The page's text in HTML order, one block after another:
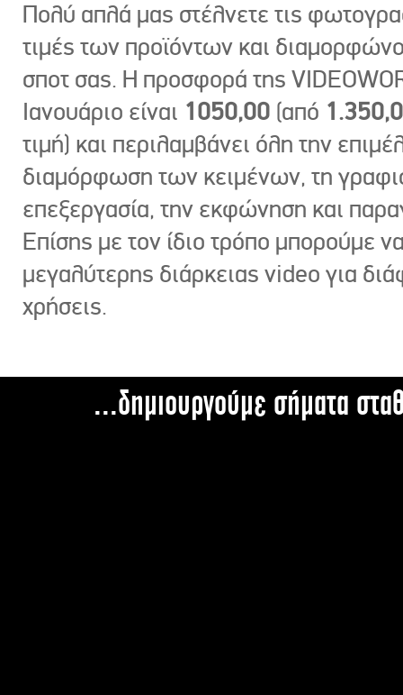
Πολύ απλά μας στέλνετε τις
τιμές των προϊόντων και
σποτ σας. Η προσφορά της
Ιανουάριο είναι 1050,00 (από
τιμή) και περιλαμβάνει όλη την
διαμόρφωση των κειμένων, τη
επεξεργασία, την εκφώνηση και
Επίσης με τον ίδιο τρόπο μπορούμε
μεγαλύτερης διάρκειας video για
χρήσεις.
...δημιουργούμε σήματα